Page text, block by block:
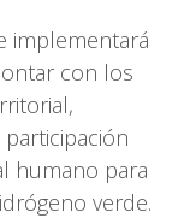
implementará
con los
humano para
verde.